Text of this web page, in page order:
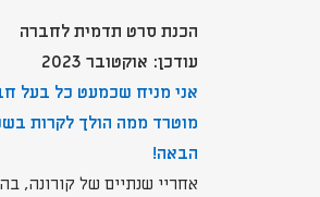
הכנת סרט תדמית לחברה
עודכן: אוקטובר 2023
אני מניח שכמעט כל בעל
מוטרד ממה הולך לקרות
הבאה!
אחריי שנתיים של קורונה,